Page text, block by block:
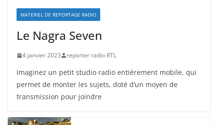
MATERIEL DE REPORTAGE RADIO
Le Nagra Seven
4 janvier 2023 reporter radio RTL
Imaginez un petit studio radio entièrement mobile, qui
permet de monter les sujets, doté d’un moyen de
transmission pour joindre